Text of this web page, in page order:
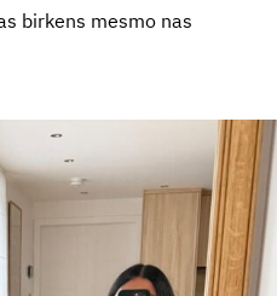
birkens mesmo nas